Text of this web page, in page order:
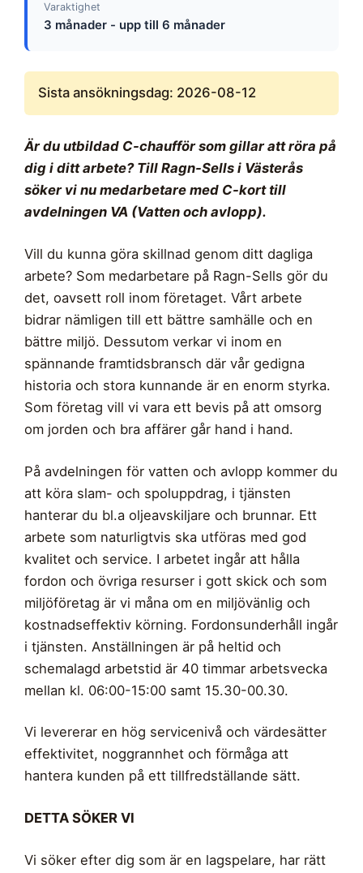
Varaktighet
3 månader - upp till 6 månader
Sista ansökningsdag: 2026-08-12
Är du utbildad C-chaufför som gillar att röra på
dig i ditt arbete? Till Ragn-Sells i Västerås
söker vi nu medarbetare med C-kort till
avdelningen VA (Vatten och avlopp).
Vill du kunna göra skillnad genom ditt dagliga
arbete? Som medarbetare på Ragn-Sells gör du
det, oavsett roll inom företaget. Vårt arbete
bidrar nämligen till ett bättre samhälle och en
bättre miljö. Dessutom verkar vi inom en
spännande framtidsbransch där vår gedigna
historia och stora kunnande är en enorm styrka.
Som företag vill vi vara ett bevis på att omsorg
om jorden och bra affärer går hand i hand.
På avdelningen för vatten och avlopp kommer du
att köra slam- och spoluppdrag, i tjänsten
hanterar du bl.a oljeavskiljare och brunnar. Ett
arbete som naturligtvis ska utföras med god
kvalitet och service. I arbetet ingår att hålla
fordon och övriga resurser i gott skick och som
miljöföretag är vi måna om en miljövänlig och
kostnadseffektiv körning. Fordonsunderhåll ingår
i tjänsten. Anställningen är på heltid och
schemalagd arbetstid är 40 timmar arbetsvecka
mellan kl. 06:00-15:00 samt 15.30-00.30.
Vi levererar en hög servicenivå och värdesätter
effektivitet, noggrannhet och förmåga att
hantera kunden på ett tillfredställande sätt.
DETTA SÖKER VI
Vi söker efter dig som är en lagspelare, har rätt